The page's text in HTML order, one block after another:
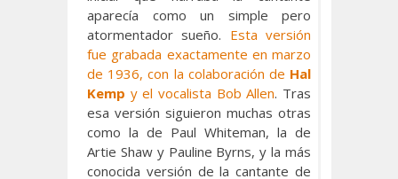
aparecía como un simple pero
atormentador sueño. Esta versión
fue grabada exactamente en marzo
de 1936, con la colaboración de Hal
Kemp y el vocalista Bob Allen. Tras
esa versión siguieron muchas otras
como la de Paul Whiteman, la de
Artie Shaw y Pauline Byrns, y la más
conocida versión de la cantante de